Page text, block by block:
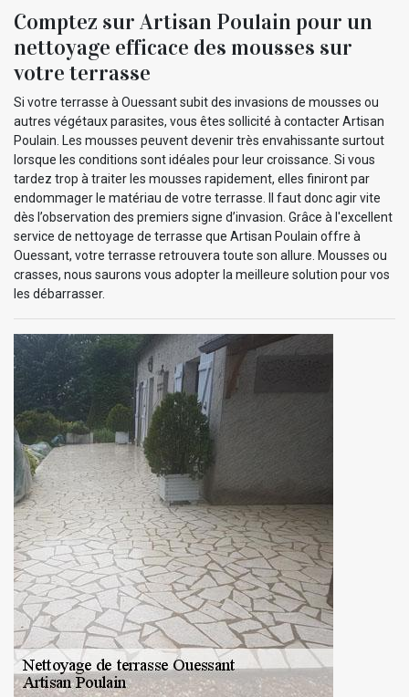
Comptez sur Artisan Poulain pour un
nettoyage efficace des mousses sur
votre terrasse
Si votre terrasse à Ouessant subit des invasions de mousses ou
autres végétaux parasites, vous êtes sollicité à contacter Artisan
Poulain. Les mousses peuvent devenir très envahissante surtout
lorsque les conditions sont idéales pour leur croissance. Si vous
tardez trop à traiter les mousses rapidement, elles finiront par
endommager le matériau de votre terrasse. Il faut donc agir vite
dès l’observation des premiers signe d’invasion. Grâce à l'excellent
service de nettoyage de terrasse que Artisan Poulain offre à
Ouessant, votre terrasse retrouvera toute son allure. Mousses ou
crasses, nous saurons vous adopter la meilleure solution pour vos
les débarrasser.